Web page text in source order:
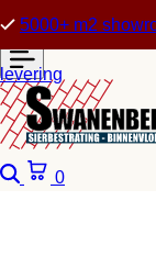
5000+ m2
levering
Zoeken
0